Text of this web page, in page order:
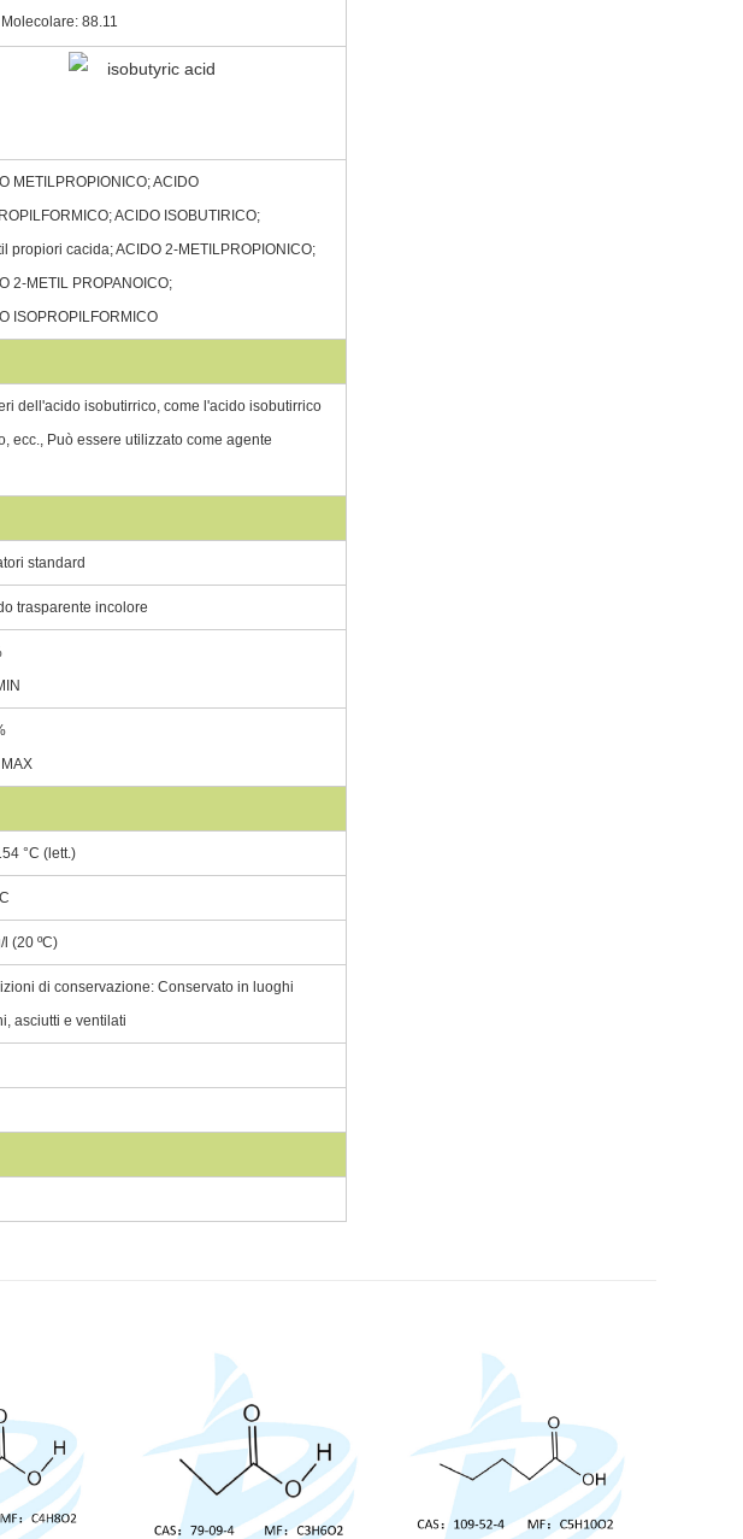
88.11
METILPROPIONICO; ACIDO
ACIDO ISOBUTIRICO;
propiori cacida; ACIDO 2-METILPROPIONICO;
2-METIL PROPANOICO;
ISOPROPILFORMICO
dell'acido isobutirrico, come l'acido isobutirrico
ecc., Può essere utilizzato come agente
standard
trasparente incolore
°C (lett.)
l (20 ºC)
di conservazione: Conservato in luoghi
asciutti e ventilati